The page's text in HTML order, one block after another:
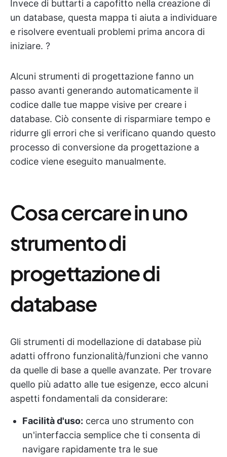
Invece di buttarti a capofitto nella creazione di
un database, questa mappa ti aiuta a individuare
e risolvere eventuali problemi prima ancora di
iniziare. ?️
Alcuni strumenti di progettazione fanno un
passo avanti generando automaticamente il
codice dalle tue mappe visive per creare i
database. Ciò consente di risparmiare tempo e
ridurre gli errori che si verificano quando questo
processo di conversione da progettazione a
codice viene eseguito manualmente.
Cosa cercare in uno
strumento di
progettazione di
database
Gli strumenti di modellazione di database più
adatti offrono funzionalità/funzioni che vanno
da quelle di base a quelle avanzate. Per trovare
quello più adatto alle tue esigenze, ecco alcuni
aspetti fondamentali da considerare:
Facilità d'uso: cerca uno strumento con
un'interfaccia semplice che ti consenta di
navigare rapidamente tra le sue